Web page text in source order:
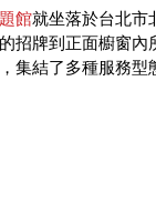
館就坐落於台北市
招牌到正面櫥窗
集結了多種服務型